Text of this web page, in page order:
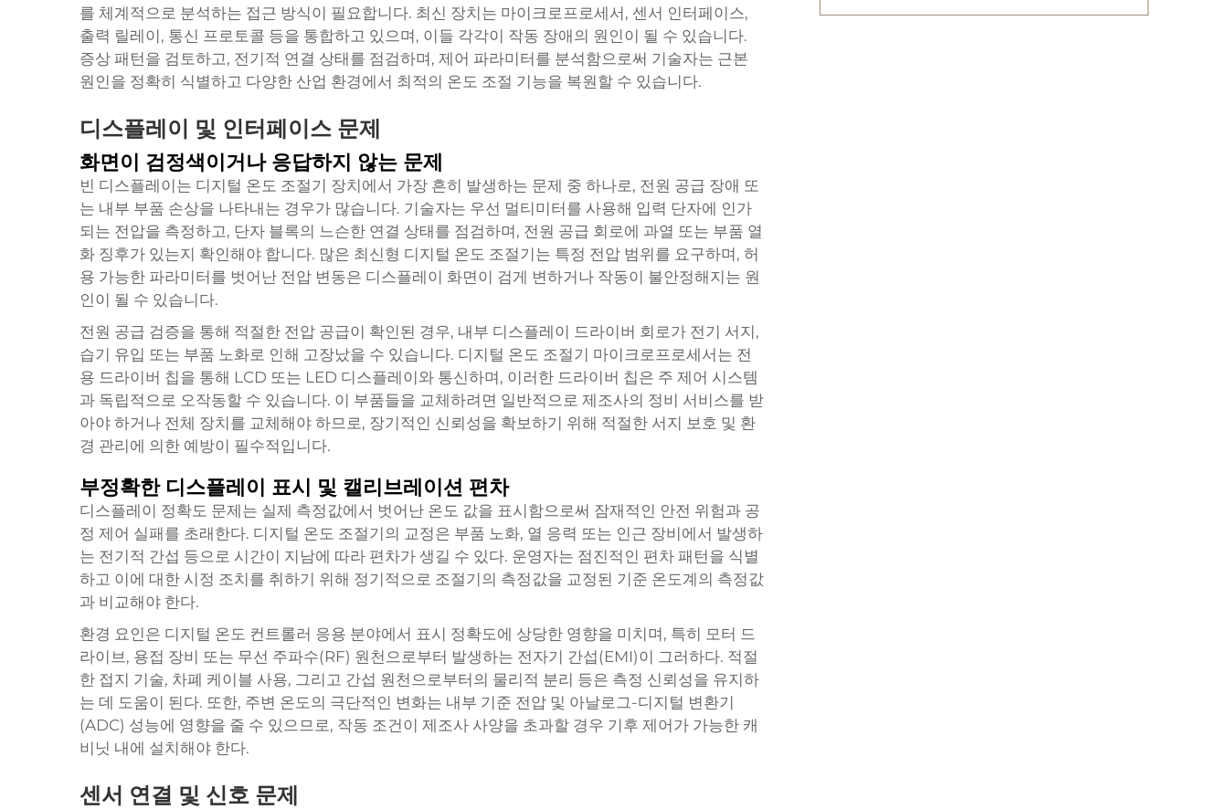
를 체계적으로 분석하는 접근 방식이 필요합니다. 최신 장치는 마이크로프로세서, 센서 인터페이스,
출력 릴레이, 통신 프로토콜 등을 통합하고 있으며, 이들 각각이 작동 장애의 원인이 될 수 있습니다.
증상 패턴을 검토하고, 전기적 연결 상태를 점검하며, 제어 파라미터를 분석함으로써 기술자는 근본
원인을 정확히 식별하고 다양한 산업 환경에서 최적의 온도 조절 기능을 복원할 수 있습니다.
디스플레이 및 인터페이스 문제
화면이 검정색이거나 응답하지 않는 문제
빈 디스플레이는 디지털 온도 조절기 장치에서 가장 흔히 발생하는 문제 중 하나로, 전원 공급 장애 또
는 내부 부품 손상을 나타내는 경우가 많습니다. 기술자는 우선 멀티미터를 사용해 입력 단자에 인가
되는 전압을 측정하고, 단자 블록의 느슨한 연결 상태를 점검하며, 전원 공급 회로에 과열 또는 부품 열
화 징후가 있는지 확인해야 합니다. 많은 최신형 디지털 온도 조절기는 특정 전압 범위를 요구하며, 허
용 가능한 파라미터를 벗어난 전압 변동은 디스플레이 화면이 검게 변하거나 작동이 불안정해지는 원
인이 될 수 있습니다.
전원 공급 검증을 통해 적절한 전압 공급이 확인된 경우, 내부 디스플레이 드라이버 회로가 전기 서지,
습기 유입 또는 부품 노화로 인해 고장났을 수 있습니다. 디지털 온도 조절기 마이크로프로세서는 전
용 드라이버 칩을 통해 LCD 또는 LED 디스플레이와 통신하며, 이러한 드라이버 칩은 주 제어 시스템
과 독립적으로 오작동할 수 있습니다. 이 부품들을 교체하려면 일반적으로 제조사의 정비 서비스를 받
아야 하거나 전체 장치를 교체해야 하므로, 장기적인 신뢰성을 확보하기 위해 적절한 서지 보호 및 환
경 관리에 의한 예방이 필수적입니다.
부정확한 디스플레이 표시 및 캘리브레이션 편차
디스플레이 정확도 문제는 실제 측정값에서 벗어난 온도 값을 표시함으로써 잠재적인 안전 위험과 공
정 제어 실패를 초래한다. 디지털 온도 조절기의 교정은 부품 노화, 열 응력 또는 인근 장비에서 발생하
는 전기적 간섭 등으로 시간이 지남에 따라 편차가 생길 수 있다. 운영자는 점진적인 편차 패턴을 식별
하고 이에 대한 시정 조치를 취하기 위해 정기적으로 조절기의 측정값을 교정된 기준 온도계의 측정값
과 비교해야 한다.
환경 요인은 디지털 온도 컨트롤러 응용 분야에서 표시 정확도에 상당한 영향을 미치며, 특히 모터 드
라이브, 용접 장비 또는 무선 주파수(RF) 원천으로부터 발생하는 전자기 간섭(EMI)이 그러하다. 적절
한 접지 기술, 차폐 케이블 사용, 그리고 간섭 원천으로부터의 물리적 분리 등은 측정 신뢰성을 유지하
는 데 도움이 된다. 또한, 주변 온도의 극단적인 변화는 내부 기준 전압 및 아날로그-디지털 변환기
(ADC) 성능에 영향을 줄 수 있으므로, 작동 조건이 제조사 사양을 초과할 경우 기후 제어가 가능한 캐
비닛 내에 설치해야 한다.
센서 연결 및 신호 문제